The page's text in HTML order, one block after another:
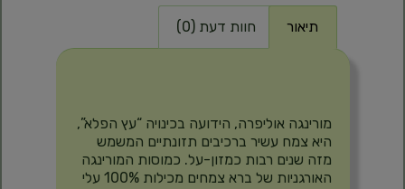
תיאור חוות דעת (0)
מורינגה אוליפרה, הידועה בכינויה “עץ הפלא”,
היא צמח עשיר ברכיבים תזונתיים המשמש
מזה שנים רבות כמזון-על. כמוסות המורינגה
האורגניות של ברא צמחים מכילות 100% עלי